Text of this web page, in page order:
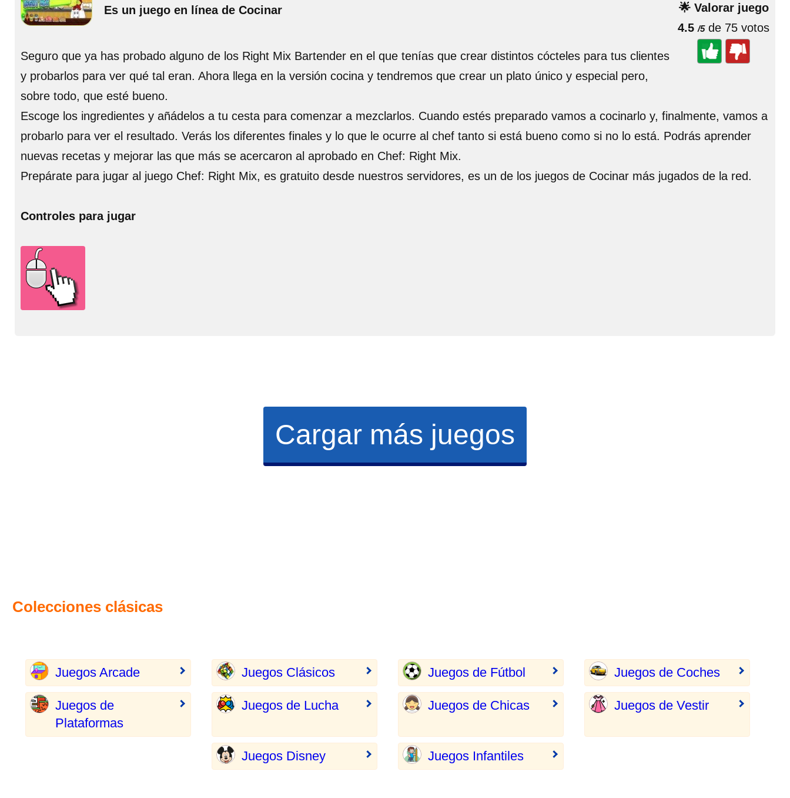
🌟 Valorar juego
4.5 /5de 75 votos
Es un juego en línea de Cocinar
Seguro que ya has probado alguno de los Right Mix Bartender en el que tenías que crear distintos cócteles para tus clientes
y probarlos para ver qué tal eran. Ahora llega en la versión cocina y tendremos que crear un plato único y especial pero,
sobre todo, que esté bueno.
Escoge los ingredientes y añádelos a tu cesta para comenzar a mezclarlos. Cuando estés preparado vamos a cocinarlo y, finalmente, vamos a
probarlo para ver el resultado. Verás los diferentes finales y lo que le ocurre al chef tanto si está bueno como si no lo está. Podrás aprender
nuevas recetas y mejorar las que más se acercaron al aprobado en Chef: Right Mix.
Prepárate para jugar al juego Chef: Right Mix, es gratuito desde nuestros servidores, es un de los juegos de Cocinar más jugados de la red.
Controles para jugar
Cargar más juegos
Colecciones clásicas
Juegos Arcade Juegos Clásicos Juegos de Fútbol Juegos de Coches
Juegos de
Plataformas
Juegos de Lucha Juegos de Chicas Juegos de Vestir
Juegos Disney Juegos Infantiles